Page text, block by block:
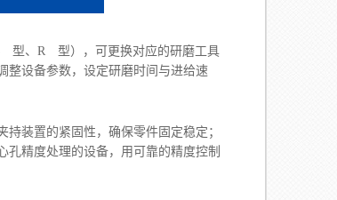
、R 型），可更换对应的研磨工具
整设备参数，设定研磨时间与进给速
装置的紧固性，确保零件固定稳定；
孔精度处理的设备，用可靠的精度控制